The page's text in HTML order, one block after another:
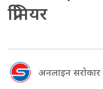
प्रिमियर
अनलाइन सराेकार